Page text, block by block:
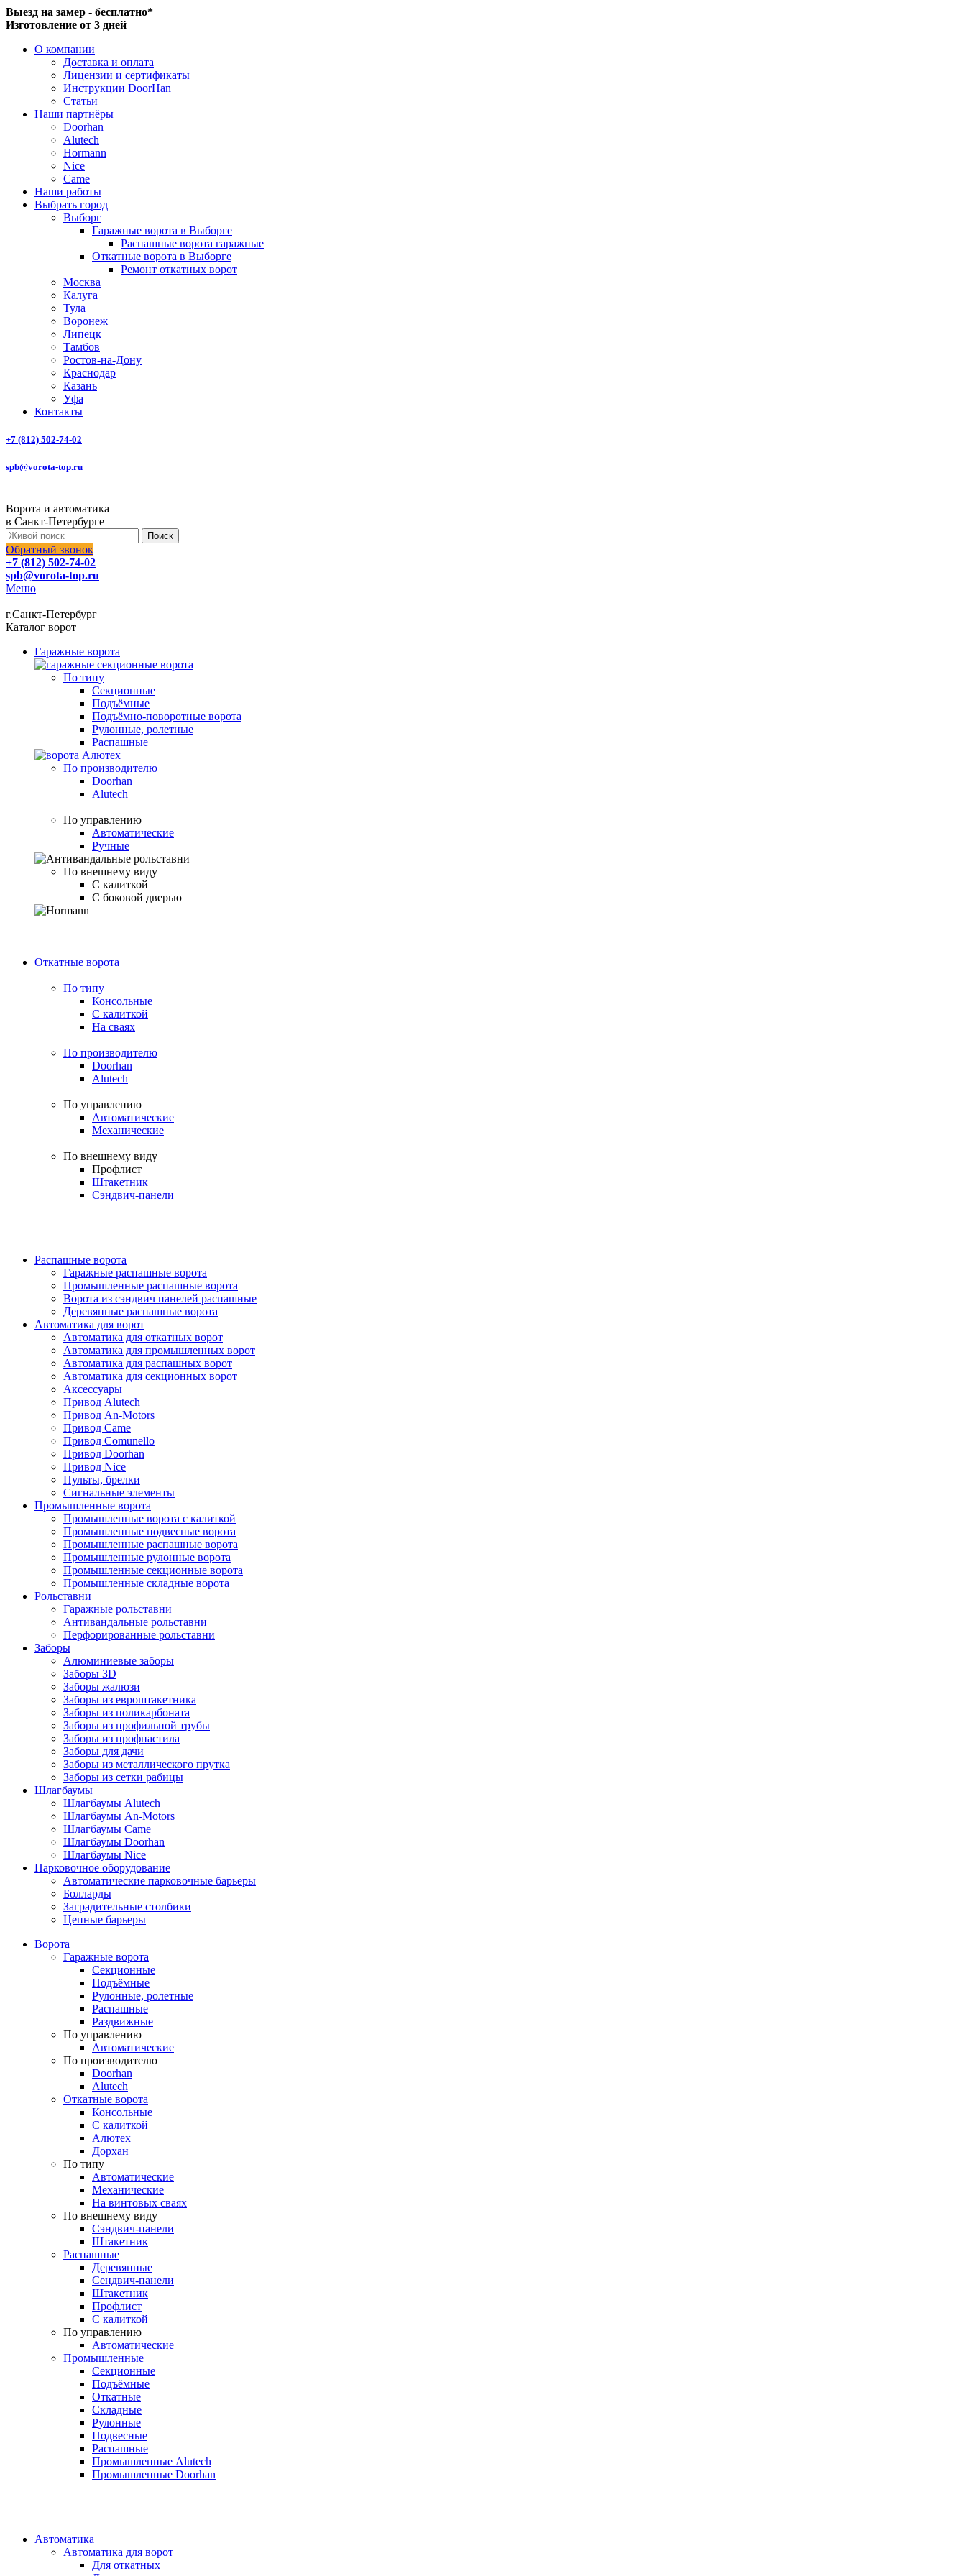
Выезд на замер - бесплатно*
Изготовление от 3 дней
О компании
Доставка и оплата
Лицензии и сертификаты
Инструкции DoorHan
Статьи
Наши партнёры
Doorhan
Alutech
Hormann
Nice
Came
Наши работы
Выбрать город
Выборг
Гаражные ворота в Выборге
Распашные ворота гаражные
Откатные ворота в Выборге
Ремонт откатных ворот
Москва
Калуга
Тула
Воронеж
Липецк
Тамбов
Ростов-на-Дону
Краснодар
Казань
Уфа
Контакты
+7 (812) 502-74-02
spb@vorota-top.ru
Ворота и автоматика
в Санкт-Петербурге
Поиск
Обратный звонок
+7 (812) 502-74-02
spb@vorota-top.ru
Меню
г.Санкт-Петербург
Каталог ворот
Гаражные ворота
По типу
Секционные
Подъёмные
Подъёмно-поворотные ворота
Рулонные, ролетные
Распашные
По производителю
Doorhan
Alutech
По управлению
Автоматические
Ручные
По внешнему виду
С калиткой
С боковой дверью
Откатные ворота
По типу
Консольные
С калиткой
На сваях
По производителю
Doorhan
Alutech
По управлению
Автоматические
Механические
По внешнему виду
Профлист
Штакетник
Сэндвич-панели
Распашные ворота
Гаражные распашные ворота
Промышленные распашные ворота
Ворота из сэндвич панелей распашные
Деревянные распашные ворота
Автоматика для ворот
Автоматика для откатных ворот
Автоматика для промышленных ворот
Автоматика для распашных ворот
Автоматика для секционных ворот
Аксессуары
Привод Alutech
Привод An-Motors
Привод Came
Привод Comunello
Привод Doorhan
Привод Nice
Пульты, брелки
Сигнальные элементы
Промышленные ворота
Промышленные ворота с калиткой
Промышленные подвесные ворота
Промышленные распашные ворота
Промышленные рулонные ворота
Промышленные секционные ворота
Промышленные складные ворота
Рольставни
Гаражные рольставни
Антивандальные рольставни
Перфорированные рольставни
Заборы
Алюминиевые заборы
Заборы 3D
Заборы жалюзи
Заборы из евроштакетника
Заборы из поликарбоната
Заборы из профильной трубы
Заборы из профнастила
Заборы для дачи
Заборы из металлического прутка
Заборы из сетки рабицы
Шлагбаумы
Шлагбаумы Alutech
Шлагбаумы An-Motors
Шлагбаумы Came
Шлагбаумы Doorhan
Шлагбаумы Nice
Парковочное оборудование
Автоматические парковочные барьеры
Болларды
Заградительные столбики
Цепные барьеры
Ворота
Гаражные ворота
Секционные
Подъёмные
Рулонные, ролетные
Распашные
Раздвижные
По управлению
Автоматические
По производителю
Doorhan
Alutech
Откатные ворота
Консольные
С калиткой
Алютех
Дорхан
По типу
Автоматические
Механические
На винтовых сваях
По внешнему виду
Сэндвич-панели
Штакетник
Распашные
Деревянные
Сендвич-панели
Штакетник
Профлист
С калиткой
По управлению
Автоматические
Промышленные
Секционные
Подъёмные
Откатные
Складные
Рулонные
Подвесные
Распашные
Промышленные Alutech
Промышленные Doorhan
Автоматика
Автоматика для ворот
Для откатных